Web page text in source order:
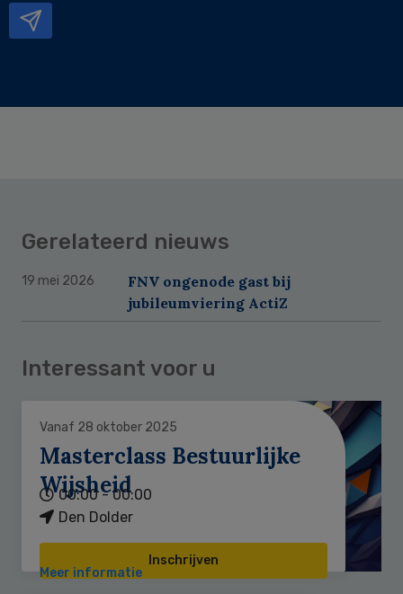
Gerelateerd nieuws
19 mei 2026
FNV ongenode gast bij
jubileumviering ActiZ
Interessant voor u
Vanaf 28 oktober 2025
Masterclass Bestuurlijke
Wijsheid
00:00 - 00:00
Den Dolder
Inschrijven
Meer informatie